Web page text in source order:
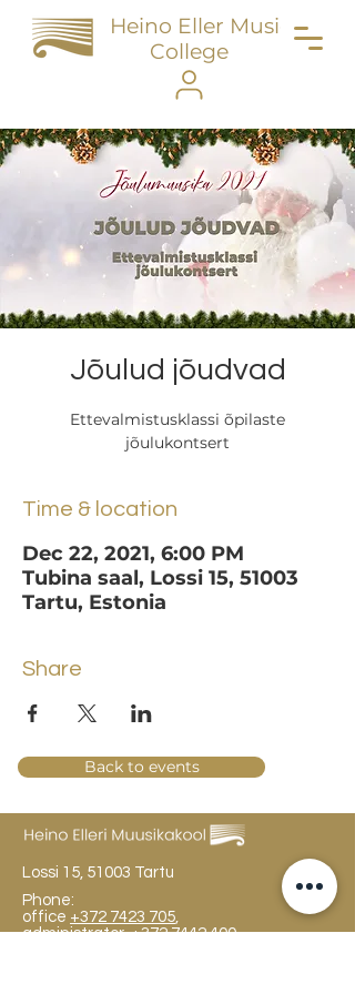
Heino Eller Music
College
Jõulud jõudvad
Ettevalmistusklassi õpilaste
jõulukontsert
Time & location
Dec 22, 2021, 6:00 PM
Tubina saal, Lossi 15, 51003
Tartu, Estonia
Share
Back to events
Lossi 15, 51003 Tartu
Phone:
office +372 7423 705,
administrator+372 7442 400